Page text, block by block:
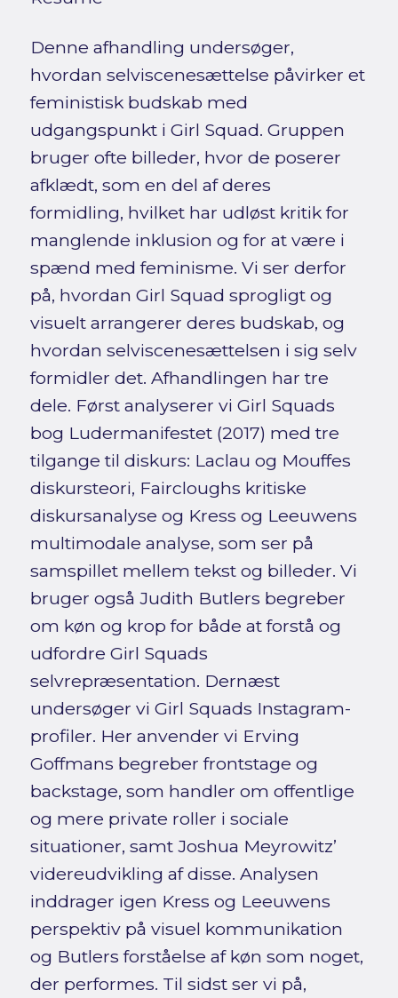
Denne afhandling undersøger,
hvordan selviscenesættelse påvirker et
feministisk budskab med
udgangspunkt i Girl Squad. Gruppen
bruger ofte billeder, hvor de poserer
afklædt, som en del af deres
formidling, hvilket har udløst kritik for
manglende inklusion og for at være i
spænd med feminisme. Vi ser derfor
på, hvordan Girl Squad sprogligt og
visuelt arrangerer deres budskab, og
hvordan selviscenesættelsen i sig selv
formidler det. Afhandlingen har tre
dele. Først analyserer vi Girl Squads
bog Ludermanifestet (2017) med tre
tilgange til diskurs: Laclau og Mouffes
diskursteori, Faircloughs kritiske
diskursanalyse og Kress og Leeuwens
multimodale analyse, som ser på
samspillet mellem tekst og billeder. Vi
bruger også Judith Butlers begreber
om køn og krop for både at forstå og
udfordre Girl Squads
selvrepræsentation. Dernæst
undersøger vi Girl Squads Instagram-
profiler. Her anvender vi Erving
Goffmans begreber frontstage og
backstage, som handler om offentlige
og mere private roller i sociale
situationer, samt Joshua Meyrowitz’
videreudvikling af disse. Analysen
inddrager igen Kress og Leeuwens
perspektiv på visuel kommunikation
og Butlers forståelse af køn som noget,
der performes. Til sidst ser vi på,